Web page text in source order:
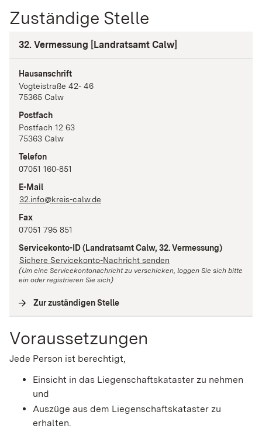
Zuständige Stelle
32. Vermessung [Landratsamt Calw]
Hausanschrift
Vogteistraße
42- 46
75365 Calw
Postfach
Postfach 12 63
75363 Calw
Telefon
07051 160-851
E-Mail
32.info@kreis-calw.de
Fax
07051 795 851
Servicekonto-ID(Landratsamt Calw, 32. Vermessung)
Sichere Servicekonto-Nachricht senden
(Um eine Servicekontonachricht zu verschicken, loggen Sie sich bitte
ein oder registrieren Sie sich)
Zur zuständigen Stelle
Voraussetzungen
Jede Person ist berechtigt,
Einsicht in das Liegenschaftskataster zu nehmen
und
Auszüge aus dem Liegenschaftskataster zu
erhalten.